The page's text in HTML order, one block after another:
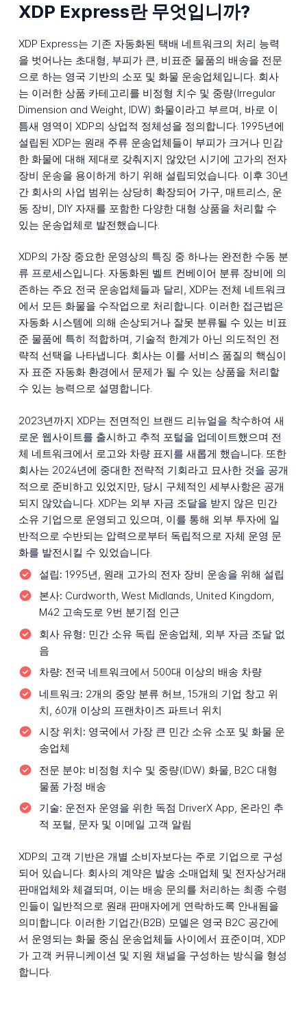
XDP Express란 무엇입니까?
XDP Express는 기존 자동화된 택배 네트워크의 처리 능력
을 벗어나는 초대형, 부피가 큰, 비표준 물품의 배송을 전문
으로 하는 영국 기반의 소포 및 화물 운송업체입니다. 회사
는 이러한 상품 카테고리를 비정형 치수 및 중량(Irregular
Dimension and Weight, IDW) 화물이라고 부르며, 바로 이
틈새 영역이 XDP의 상업적 정체성을 정의합니다. 1995년에
설립된 XDP는 원래 주류 운송업체들이 부피가 크거나 민감
한 화물에 대해 제대로 갖춰지지 않았던 시기에 고가의 전자
장비 운송을 용이하게 하기 위해 설립되었습니다. 이후 30년
간 회사의 사업 범위는 상당히 확장되어 가구, 매트리스, 운
동 장비, DIY 자재를 포함한 다양한 대형 상품을 처리할 수
있는 운송업체로 발전했습니다.
XDP의 가장 중요한 운영상의 특징 중 하나는 완전한 수동 분
류 프로세스입니다. 자동화된 벨트 컨베이어 분류 장비에 의
존하는 주요 전국 운송업체들과 달리, XDP는 전체 네트워크
에서 모든 화물을 수작업으로 처리합니다. 이러한 접근법은
자동화 시스템에 의해 손상되거나 잘못 분류될 수 있는 비표
준 물품에 특히 적합하며, 기술적 한계가 아닌 의도적인 전
략적 선택을 나타냅니다. 회사는 이를 서비스 품질의 핵심이
자 표준 자동화 환경에서 문제가 될 수 있는 상품을 처리할
수 있는 능력으로 설명합니다.
2023년까지 XDP는 전면적인 브랜드 리뉴얼을 착수하여 새
로운 웹사이트를 출시하고 추적 포털을 업데이트했으며 전
체 네트워크에서 로고와 차량 표지를 새롭게 했습니다. 또한
회사는 2024년에 중대한 전략적 기회라고 묘사한 것을 공개
적으로 준비하고 있었지만, 당시 구체적인 세부사항은 공개
되지 않았습니다. XDP는 외부 자금 조달을 받지 않은 민간
소유 기업으로 운영되고 있으며, 이를 통해 외부 투자에 일
반적으로 수반되는 압력으로부터 독립적으로 자체 운영 문
화를 발전시킬 수 있었습니다.
설립: 1995년, 원래 고가의 전자 장비 운송을 위해 설립
본사: Curdworth, West Midlands, United Kingdom,
M42 고속도로 9번 분기점 인근
회사 유형: 민간 소유 독립 운송업체, 외부 자금 조달 없
음
차량: 전국 네트워크에서 500대 이상의 배송 차량
네트워크: 2개의 중앙 분류 허브, 15개의 기업 창고 위
치, 60개 이상의 프랜차이즈 파트너 위치
시장 위치: 영국에서 가장 큰 민간 소유 소포 및 화물 운
송업체
전문 분야: 비정형 치수 및 중량(IDW) 화물, B2C 대형
물품 가정 배송
기술: 운전자 운영을 위한 독점 DriverX App, 온라인 추
적 포털, 문자 및 이메일 고객 알림
XDP의 고객 기반은 개별 소비자보다는 주로 기업으로 구성
되어 있습니다. 회사의 계약은 발송 소매업체 및 전자상거래
판매업체와 체결되며, 이는 배송 문의를 처리하는 최종 수령
인들이 일반적으로 원래 판매자에게 연락하도록 안내됨을
의미합니다. 이러한 기업간(B2B) 모델은 영국 B2C 공간에
서 운영되는 화물 중심 운송업체들 사이에서 표준이며, XDP
가 고객 커뮤니케이션 및 지원 채널을 구성하는 방식을 형성
합니다.